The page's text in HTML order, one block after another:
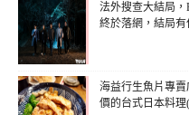
法外搜查大結局，
終於落網，結局
海益行生魚片專
價的台式日本料理